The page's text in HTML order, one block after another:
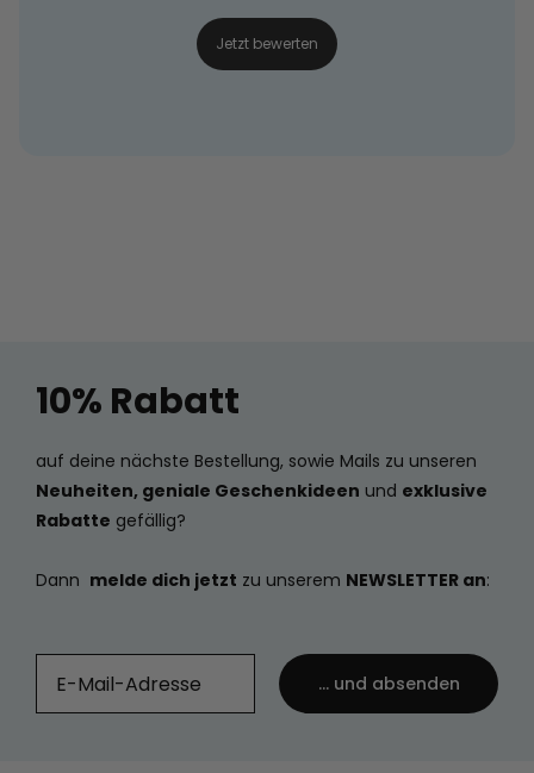
Jetzt bewerten
10% Rabatt
auf deine nächste Bestellung, sowie Mails zu unseren
Neuheiten, geniale Geschenkideen und exklusive
Rabatte gefällig?
Dann melde dich jetzt zu unserem NEWSLETTER an:
... und absenden